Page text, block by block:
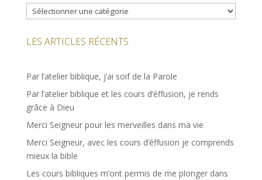
Catégories
LES ARTICLES RÉCENTS
Par l’atelier biblique, j’ai soif de la Parole
Par l’atelier biblique et les cours d’éffusion, je rends
grâce à Dieu
Merci Seigneur pour les merveilles dans ma vie
Merci Seigneur, avec les cours d’éffusion je comprends
mieux la bible
Les cours bibliques m’ont permis de me plonger dans